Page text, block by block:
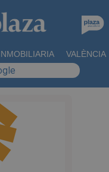
VALÈNCIA